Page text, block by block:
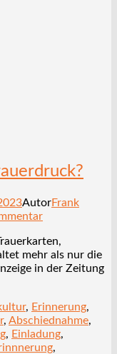
AutorFrank
mehr als nur die
in der Zeitung
, Erinnerung,
, Abschiednahme,
, Einladung,
,